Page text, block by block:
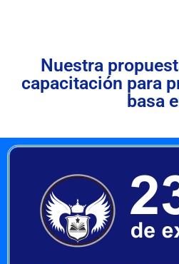
Nuestra
capacitación para
basa